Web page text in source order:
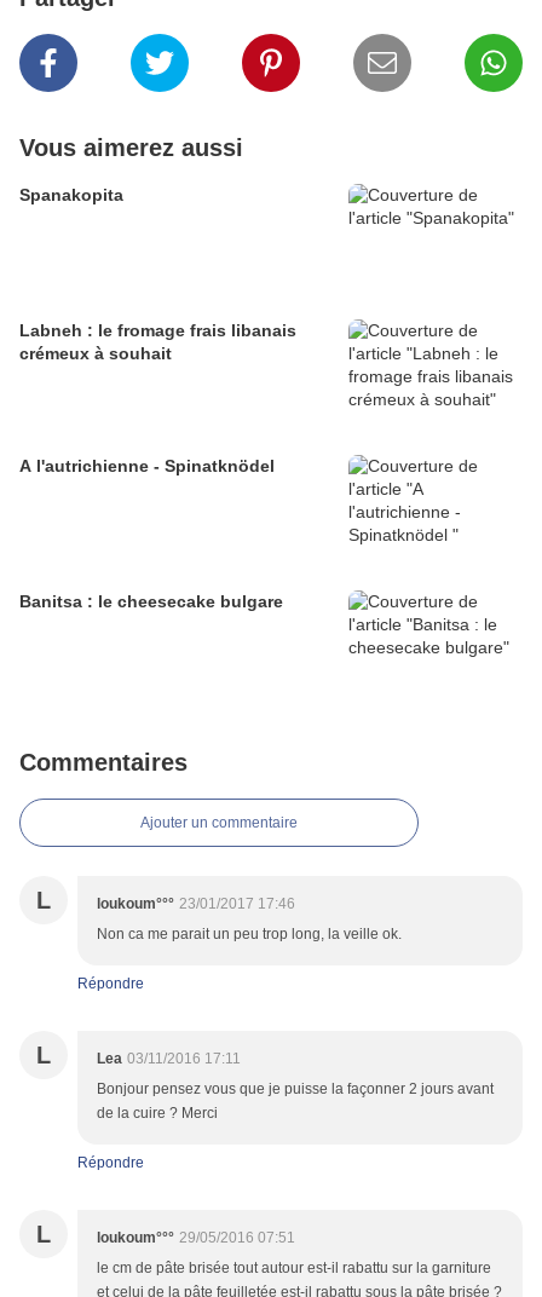
Vous aimerez aussi
Spanakopita
Labneh : le fromage frais libanais
crémeux à souhait
A l'autrichienne - Spinatknödel
Banitsa : le cheesecake bulgare
Commentaires
Ajouter un commentaire
L loukoum°°° 23/01/2017 17:46
Non ca me parait un peu trop long, la veille ok.
Répondre
L Lea 03/11/2016 17:11
Bonjour pensez vous que je puisse la façonner 2 jours avant
de la cuire ? Merci
Répondre
L loukoum°°° 29/05/2016 07:51
le cm de pâte brisée tout autour est-il rabattu sur la garniture
et celui de la pâte feuilletée est-il rabattu sous la pâte brisée ?